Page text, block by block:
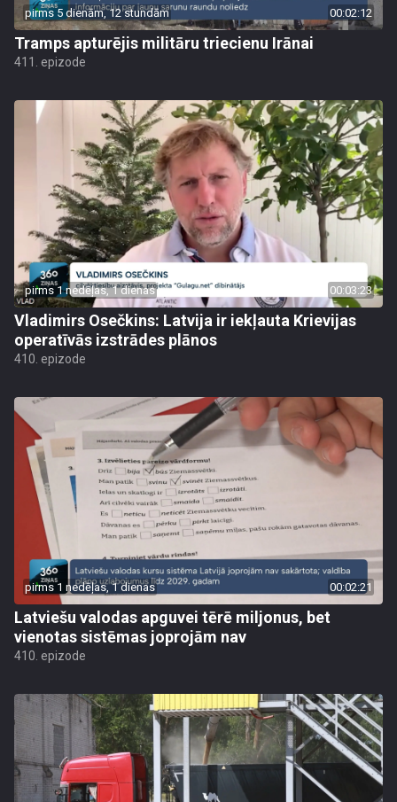
pirms 5 dienām, 12 stundām 00:02:12
Tramps apturējis militāru triecienu Irānai
411. epizode
pirms 1 nedēļas, 1 dienas 00:03:23
Vladimirs Osečkins: Latvija ir iekļauta Krievijas
operatīvās izstrādes plānos
410. epizode
pirms 1 nedēļas, 1 dienas 00:02:21
Latviešu valodas apguvei tērē miljonus, bet
vienotas sistēmas joprojām nav
410. epizode